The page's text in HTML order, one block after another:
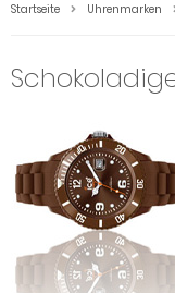
Startseite Uhrenmarken